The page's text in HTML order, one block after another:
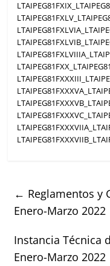
← Reglamentos y
Enero-Marzo 2022
Instancia Técnica
Enero-Marzo 2022